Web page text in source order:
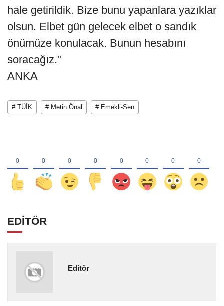
hale getirildik. Bize bunu yapanlara yazıklar
olsun. Elbet gün gelecek elbet o sandık
önümüze konulacak. Bunun hesabını
soracağız."
ANKA
# TÜİK # Metin Önal # Emekli-Sen
EDİTÖR
Editör